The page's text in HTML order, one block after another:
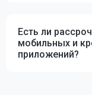
Есть ли
мобильных и
приложений?